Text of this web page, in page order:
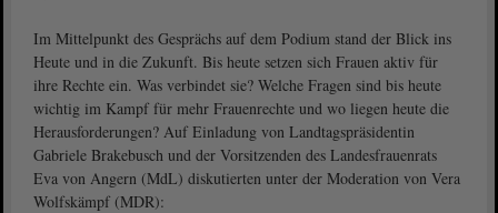
Im Mittelpunkt des Gesprächs auf dem Podium stand der Blick ins
Heute und in die Zukunft. Bis heute setzen sich Frauen aktiv für
ihre Rechte ein. Was verbindet sie? Welche Fragen sind bis heute
wichtig im Kampf für mehr Frauenrechte und wo liegen heute die
Herausforderungen? Auf Einladung von Landtagspräsidentin
Gabriele Brakebusch und der Vorsitzenden des Landesfrauenrats
Eva von Angern (MdL) diskutierten unter der Moderation von Vera
Wolfskämpf (MDR):